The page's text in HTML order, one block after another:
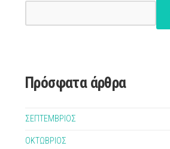
Πρόσφατα άρθρα
ΣΕΠΤΕΜΒΡΙΟΣ
ΟΚΤΩΒΡΙΟΣ